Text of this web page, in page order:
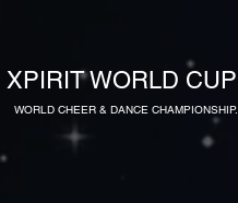
XPIRIT WORLD CUP
WORLD CHEER & DANCE CHAMPIONSHIP.